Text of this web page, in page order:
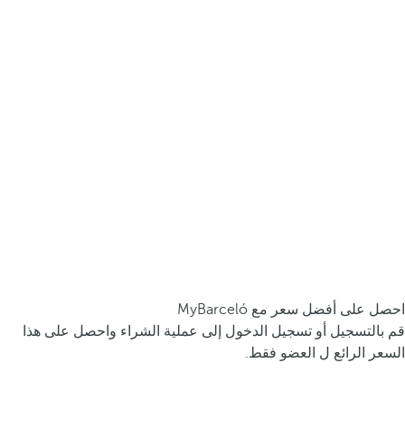
احصل على أفضل سعر مع MyBarceló
قم بالتسجيل أو تسجيل الدخول إلى عملية الشراء واحصل على هذا
السعر الرائع ل العضو فقط.